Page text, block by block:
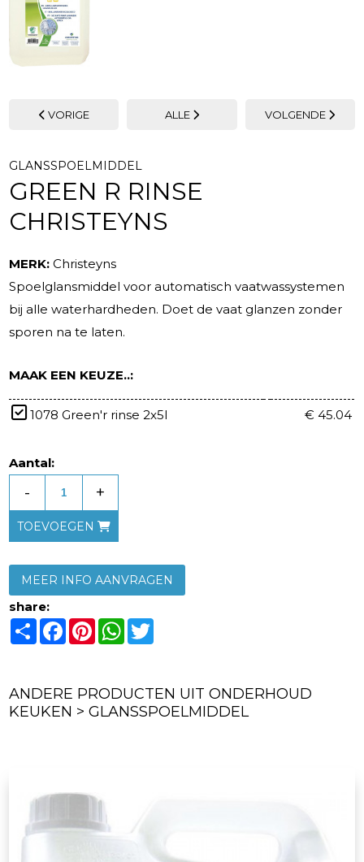
VORIGE ALLE VOLGENDE
GLANSSPOELMIDDEL
GREEN R RINSE
CHRISTEYNS
MERK: Christeyns
Spoelglansmiddel voor automatisch vaatwassystemen
bij alle waterhardheden. Doet de vaat glanzen zonder
sporen na te laten.
MAAK EEN KEUZE..:
1078 Green'r rinse 2x5l € 45.04
Aantal:
- +
TOEVOEGEN
MEER INFO AANVRAGEN
share:
ShareFacebook
PinterestWhatsApp
ANDERE PRODUCTEN UIT ONDERHOUD
KEUKEN > GLANSSPOELMIDDEL